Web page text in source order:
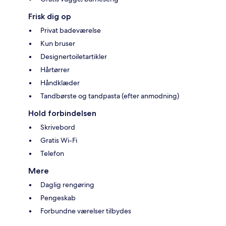
Frisk dig op
Privat badeværelse
Kun bruser
Designertoiletartikler
Hårtørrer
Håndklæder
Tandbørste og tandpasta (efter anmodning)
Hold forbindelsen
Skrivebord
Gratis Wi-Fi
Telefon
Mere
Daglig rengøring
Pengeskab
Forbundne værelser tilbydes